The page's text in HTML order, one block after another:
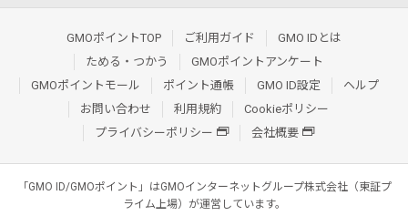
GMOポイントTOP ご利用ガイド
GMO IDとは
ためる・つかう
GMOポイントアンケート
GMOポイントモール
ポイント通帳 GMO ID設定
ヘルプ
お問い合わせ
利用規約
Cookieポリシー
プライバシーポリシー
会社概要
「GMO ID/GMOポイント」はGMOインターネットグループ株式会社（東証プ
ライム上場）が運営しています。